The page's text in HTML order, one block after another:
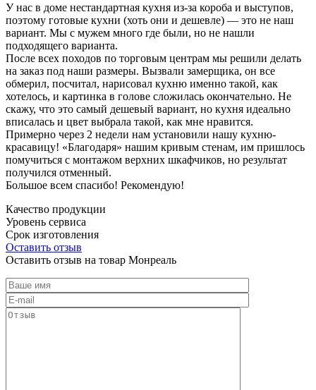
У нас в доме нестандартная кухня из-за короба и выступов,
поэтому готовые кухни (хоть они и дешевле) — это не наш
вариант. Мы с мужем много где были, но не нашли
подходящего варианта.
После всех походов по торговым центрам мы решили делать
на заказ под наши размеры. Вызвали замерщика, он все
обмерил, посчитал, нарисовал кухню именно такой, как
хотелось, и картинка в голове сложилась окончательно. Не
скажу, что это самый дешевый вариант, но кухня идеально
вписалась и цвет выбрала такой, как мне нравится.
Примерно через 2 недели нам установили нашу кухню-
красавицу! «Благодаря» нашим кривым стенам, им пришлось
помучиться с монтажом верхних шкафчиков, но результат
получился отменный.
Большое всем спасибо! Рекомендую!
Качество продукции
Уровень сервиса
Срок изготовления
Оставить отзыв
Оставить отзыв на товар Монреаль